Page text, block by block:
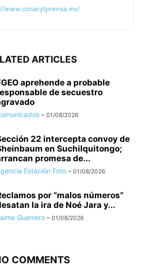
www.conacytprensa.mx/
ARTICLES
aprehende a probable
de secuestro
- 01/08/2026
22 intercepta convoy de
en Suchilquitongo;
promesa de...
Estación Foto - 01/08/2026
por “malos números”
la ira de Noé Jara y...
Guerrero - 01/08/2026
COMMENTS